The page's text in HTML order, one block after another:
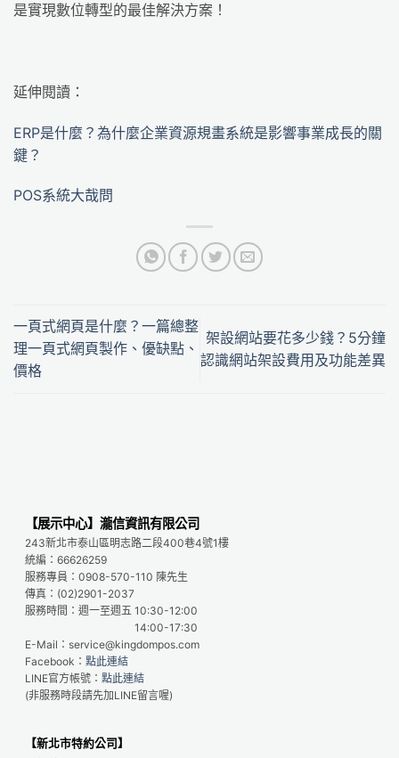
是實現數位轉型的最佳解決方案！
延伸閱讀：
ERP是什麼？為什麼企業資源規畫系統是影響事業成長的關
鍵？
POS系統大哉問
一頁式網頁是什麼？一篇總整
理一頁式網頁製作、優缺點、
價格
架設網站要花多少錢？5分鐘
認識網站架設費用及功能差異
【展示中心】瀧信資訊有限公司
243新北市泰山區明志路二段400巷4號1樓
統編：66626259
服務專員：0908-570-110 陳先生
傳真：(02)2901-2037
服務時間：週一至週五 10:30-12:00
14:00-17:30
E-Mail：service@kingdompos.com
Facebook：點此連結
LINE官方帳號：點此連結
(非服務時段請先加LINE留言喔)
【新北市特約公司】